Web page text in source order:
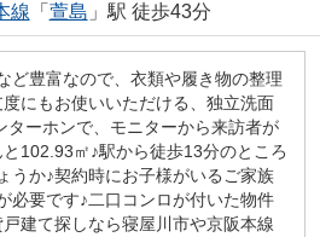
線 「 萱島 」駅 徒歩43分
ど豊富なので、衣類や履き物の整理
にもお使いいただける、独立洗面
ターホンで、モニターから来訪者が
102.93㎡♪駅から徒歩13分のところ
うか♪契約時にお子様がいるご家族
必要です♪二口コンロが付いた物件
建て探しなら寝屋川市や京阪本線